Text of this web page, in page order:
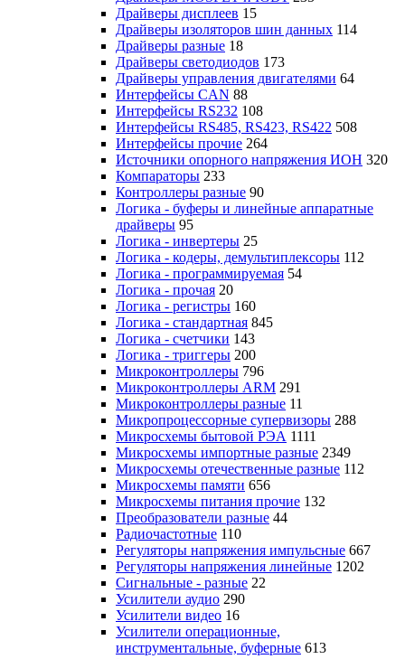
Драйверы дисплеев 15
Драйверы изоляторов шин данных 114
Драйверы разные 18
Драйверы светодиодов 173
Драйверы управления двигателями 64
Интерфейсы CAN 88
Интерфейсы RS232 108
Интерфейсы RS485, RS423, RS422 508
Интерфейсы прочие 264
Источники опорного напряжения ИОН 320
Компараторы 233
Контроллеры разные 90
Логика - буферы и линейные аппаратные
драйверы 95
Логика - инвертеры 25
Логика - кодеры, демультиплексоры 112
Логика - программируемая 54
Логика - прочая 20
Логика - регистры 160
Логика - стандартная 845
Логика - счетчики 143
Логика - триггеры 200
Микроконтроллеры 796
Микроконтроллеры ARM 291
Микроконтроллеры разные 11
Микропроцессорные супервизоры 288
Микросхемы бытовой РЭА 1111
Микросхемы импортные разные 2349
Микросхемы отечественные разные 112
Микросхемы памяти 656
Микросхемы питания прочие 132
Преобразователи разные 44
Радиочастотные 110
Регуляторы напряжения импульсные 667
Регуляторы напряжения линейные 1202
Сигнальные - разные 22
Усилители аудио 290
Усилители видео 16
Усилители операционные,
инструментальные, буферные 613